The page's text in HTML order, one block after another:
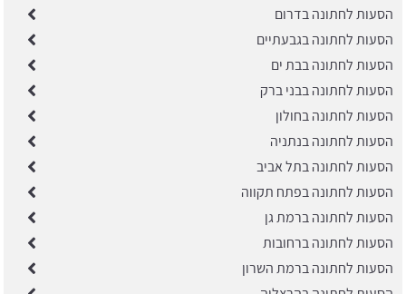
הסעות לחתונה בדרום
הסעות לחתונה בגבעתיים
הסעות לחתונה בבת ים
הסעות לחתונה בבני ברק
הסעות לחתונה בחולון
הסעות לחתונה בנתניה
הסעות לחתונה בתל אביב
הסעות לחתונה בפתח תקווה
הסעות לחתונה ברמת גן
הסעות לחתונה ברחובות
הסעות לחתונה ברמת השרון